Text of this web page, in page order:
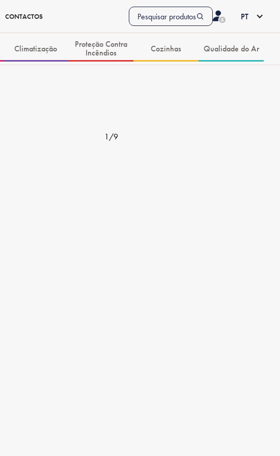
CONTACTOS Pesquisar produtos PT
Climatização
Proteção Contra
Incêndios
Cozinhas Qualidade do Ar
1/9